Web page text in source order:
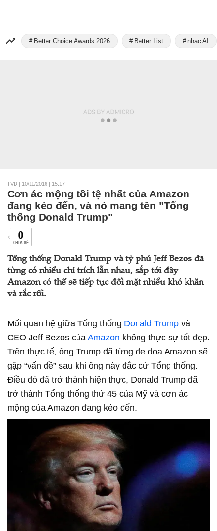
Better Choice Awards 2026 Better List nhạc AI
TVD | 10/11/2016 | 15:17
Cơn ác mộng tồi tệ nhất của Amazon
đang kéo đến, và nó mang tên "Tổng
thống Donald Trump"
0
CHIA SẺ
Tổng thống Donald Trump và tỷ phú Jeff Bezos đã
từng có nhiều chỉ trích lẫn nhau, sắp tới đây
Amazon có thể sẽ tiếp tục đối mặt nhiều khó khăn
và rắc rối.
Mối quan hệ giữa Tổng thống Donald Trump và
CEO Jeff Bezos của Amazon không thực sự tốt đẹp.
Trên thực tế, ông Trump đã từng đe dọa Amazon sẽ
gặp “vấn đề” sau khi ông này đắc cử Tổng thống.
Điều đó đã trở thành hiện thực, Donald Trump đã
trở thành Tổng thống thứ 45 của Mỹ và cơn ác
mộng của Amazon đang kéo đến.